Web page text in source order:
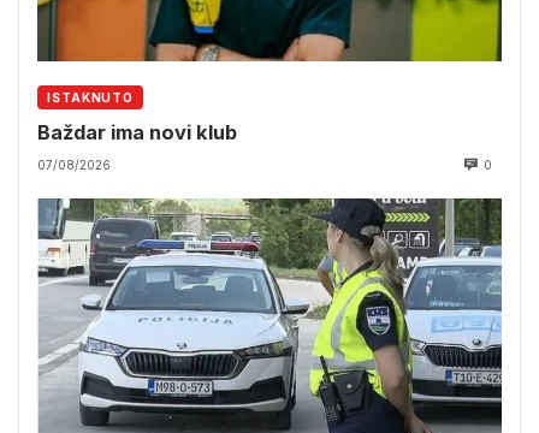
ISTAKNUTO
Baždar ima novi klub
07/08/2026 0